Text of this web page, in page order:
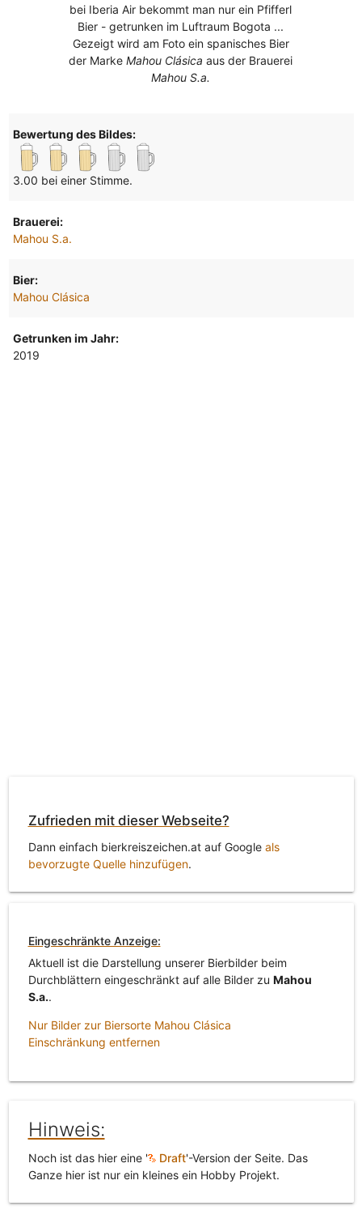
bei Iberia Air bekommt man nur ein Pfifferl
Bier - getrunken im Luftraum Bogota ...
Gezeigt wird am Foto ein spanisches Bier
der MarkeMahou Clásica aus der Brauerei
Mahou S.a.
Bewertung des Bildes:
3.00 bei einer Stimme.
Brauerei:
Mahou S.a.
Bier:
Mahou Clásica
Getrunken im Jahr:
2019
Zufrieden mit dieser Webseite?
Dann einfach bierkreiszeichen.at auf Google als
bevorzugte Quelle hinzufügen.
Eingeschränkte Anzeige:
Aktuell ist die Darstellung unserer Bierbilder beim
Durchblättern eingeschränkt auf alle Bilder zu Mahou
S.a..
Nur Bilder zur Biersorte Mahou Clásica
Einschränkung entfernen
Hinweis:
Noch ist das hier eine ' Draft'-Version der Seite. Das
Ganze hier ist nur ein kleines ein Hobby Projekt.